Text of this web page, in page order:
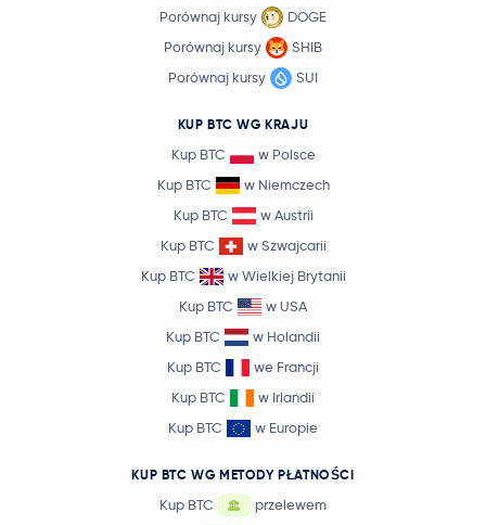
Porównaj kursy
DOGE
Porównaj kursy
SHIB
Porównaj kursy
SUI
KUP BTC WG KRAJU
Kup BTC
w Polsce
Kup BTC
w Niemczech
Kup BTC
w Austrii
Kup BTC
w Szwajcarii
Kup BTC
w Wielkiej Brytanii
Kup BTC
w USA
Kup BTC
w Holandii
Kup BTC
we Francji
Kup BTC
w Irlandii
Kup BTC
w Europie
KUP BTC WG METODY PŁATNOŚCI
Kup BTC
przelewem